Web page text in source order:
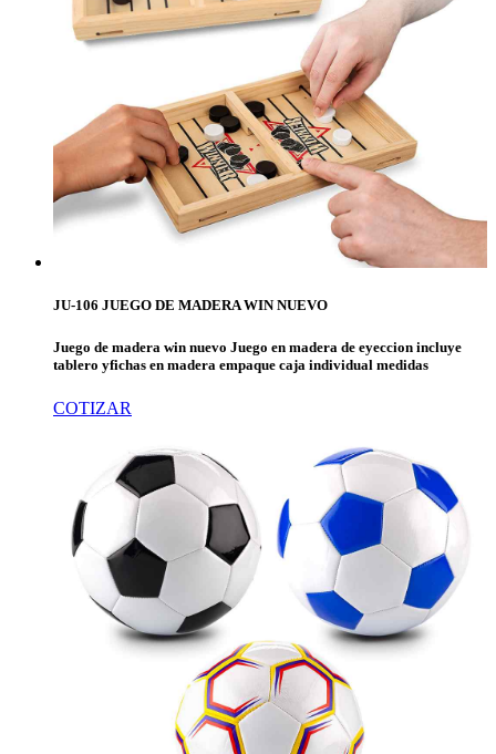
JU-106 JUEGO DE MADERA WIN NUEVO
Juego de madera win nuevo Juego en madera de eyeccion incluye
tablero yfichas en madera empaque caja individual medidas
COTIZAR